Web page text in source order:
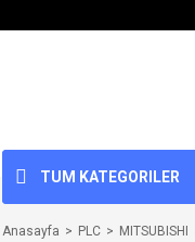
TUM KATEGORILER
Anasayfa PLC MITSUBISHI